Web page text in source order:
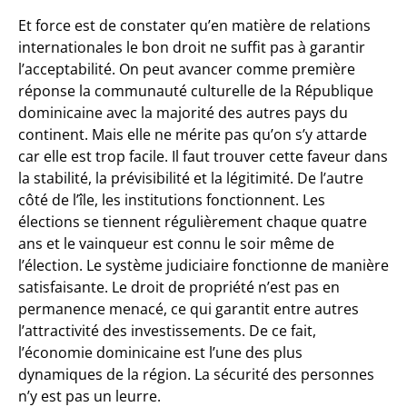
Et force est de constater qu’en matière de relations
internationales le bon droit ne suffit pas à garantir
l’acceptabilité. On peut avancer comme première
réponse la communauté culturelle de la République
dominicaine avec la majorité des autres pays du
continent. Mais elle ne mérite pas qu’on s’y attarde
car elle est trop facile. Il faut trouver cette faveur dans
la stabilité, la prévisibilité et la légitimité. De l’autre
côté de l’île, les institutions fonctionnent. Les
élections se tiennent régulièrement chaque quatre
ans et le vainqueur est connu le soir même de
l’élection. Le système judiciaire fonctionne de manière
satisfaisante. Le droit de propriété n’est pas en
permanence menacé, ce qui garantit entre autres
l’attractivité des investissements. De ce fait,
l’économie dominicaine est l’une des plus
dynamiques de la région. La sécurité des personnes
n’y est pas un leurre.